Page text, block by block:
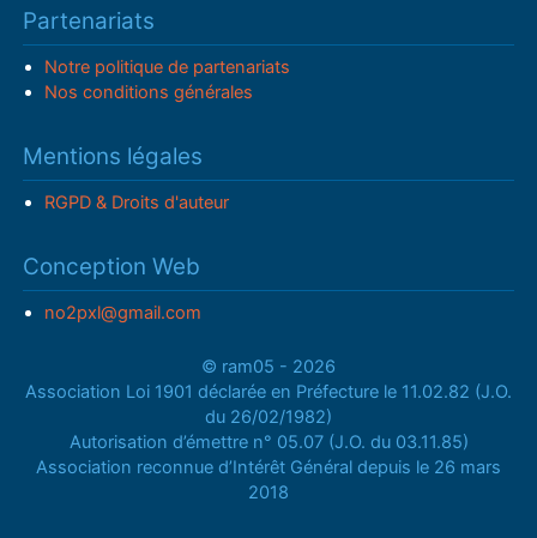
Partenariats
Notre politique de partenariats
Nos conditions générales
Mentions légales
RGPD & Droits d'auteur
Conception Web
no2pxl@gmail.com
© ram05 - 2026
Association Loi 1901 déclarée en Préfecture le 11.02.82 (J.O.
du 26/02/1982)
Autorisation d’émettre n° 05.07 (J.O. du 03.11.85)
Association reconnue d’Intérêt Général depuis le 26 mars
2018